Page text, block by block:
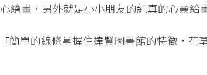
心繪畫，另外就是小小朋友的純真的心靈給
「簡單的線條掌握住達賢圖書館的特徵，花